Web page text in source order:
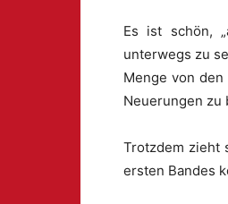
Es ist schön,
unterwegs zu
Menge von
Neuerungen zu
Trotzdem zieht
ersten Bandes